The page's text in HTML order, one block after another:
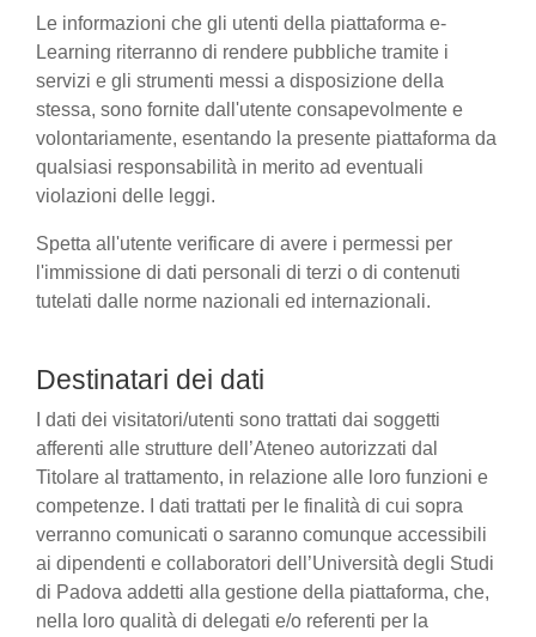
Le informazioni che gli utenti della piattaforma e-
Learning riterranno di rendere pubbliche tramite i
servizi e gli strumenti messi a disposizione della
stessa, sono fornite dall'utente consapevolmente e
volontariamente, esentando la presente piattaforma da
qualsiasi responsabilità in merito ad eventuali
violazioni delle leggi.
Spetta all'utente verificare di avere i permessi per
l'immissione di dati personali di terzi o di contenuti
tutelati dalle norme nazionali ed internazionali.
Destinatari dei dati
I dati dei visitatori/utenti sono trattati dai soggetti
afferenti alle strutture dell’Ateneo autorizzati dal
Titolare al trattamento, in relazione alle loro funzioni e
competenze. I dati trattati per le finalità di cui sopra
verranno comunicati o saranno comunque accessibili
ai dipendenti e collaboratori dell’Università degli Studi
di Padova addetti alla gestione della piattaforma, che,
nella loro qualità di delegati e/o referenti per la